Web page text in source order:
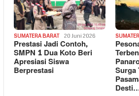
SUMATERA BARAT 20 Juni 2026
Prestasi Jadi Contoh,
SMPN 1 Dua Koto Beri
Apresiasi Siswa
Berprestasi Surga